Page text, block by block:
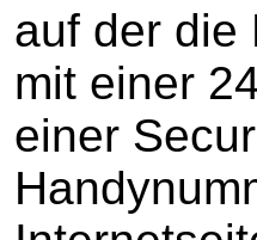
auf der die
mit einer
einer